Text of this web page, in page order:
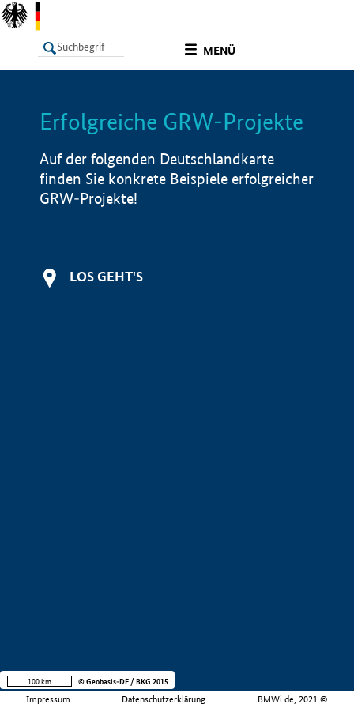
MENÜ
LISTE Info
Erfolgreiche GRW-Projekte
Auf der folgenden Deutschlandkarte
finden Sie konkrete Beispiele erfolgreicher
GRW-Projekte!
LOS GEHT'S
Impressum Datenschutzerklärung BMWi.de, 2021 ©
100 km © Geobasis-DE / BKG 2015